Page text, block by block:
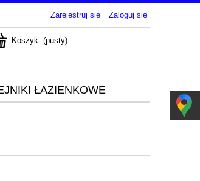
Zarejestruj się Zaloguj się
Koszyk: (pusty)
ŁAZIENKOWE